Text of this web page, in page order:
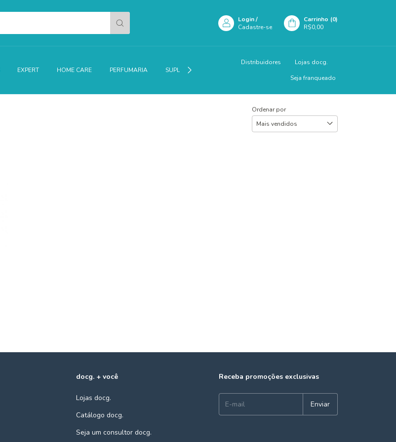
Login/
Cadastre-se
Carrinho (0)
R$0,00
EXPERT HOME CARE PERFUMARIA SUPLEMENTAÇÃO
Distribuidores
Lojas docg.
Seja franqueado
Ordenar por
docg. + você
Lojas docg.
Catálogo docg.
Seja um consultor docg.
Receba promoções exclusivas